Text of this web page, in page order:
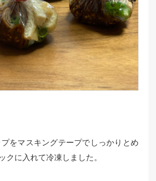
をマスキングテープでしっかりとめ
クに入れて冷凍しました。